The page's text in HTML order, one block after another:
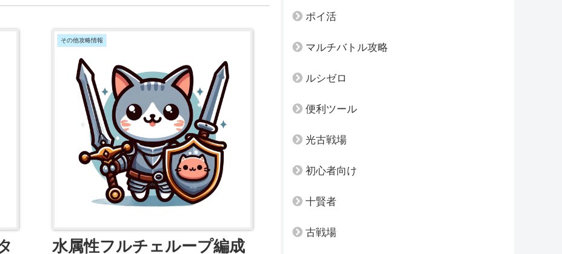
その他攻略情報
水属性フルチェループ編成
ポイ活
マルチバトル攻略
ルシゼロ
便利ツール
光古戦場
初心者向け
十賢者
古戦場